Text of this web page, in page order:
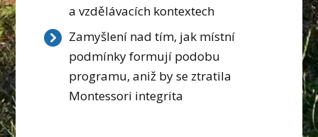
a vzdělávacích kontextech
Zamyšlení nad tím, jak místní
podmínky formují podobu
programu, aniž by se ztratila
Montessori integrita